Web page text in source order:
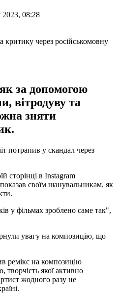
2023, 08:28
за допомогою
вітродуву та
зняти
потрапив у скандал через
сторінці в Instagram
своїм шанувальникам, як
у фільмах зроблено саме так",
увагу на композицію, що
ремікс на композицію
творчість якої активно
жодного разу не